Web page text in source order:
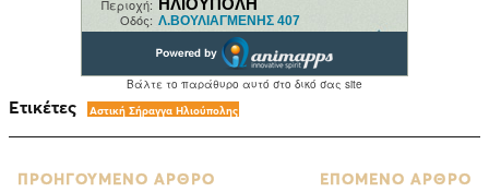
Ετικέτες Αστική Σήραγγα Ηλιούπολης
ΠΡΟΗΓΟΥΜΕΝΟ ΑΡΘΡΟ
ΕΠΟΜΕΝΟ ΑΡΘΡΟ